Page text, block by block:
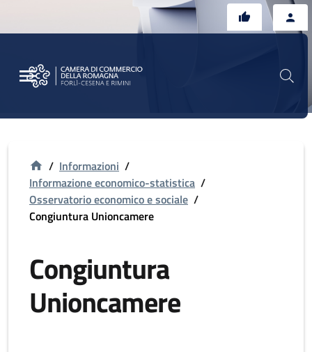
/ Informazioni /
Informazione economico-statistica /
Osservatorio economico e sociale /
Congiuntura Unioncamere
Congiuntura
Unioncamere